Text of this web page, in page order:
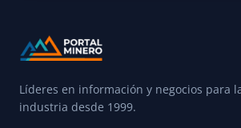
Líderes en información y negocios para
industria desde 1999.